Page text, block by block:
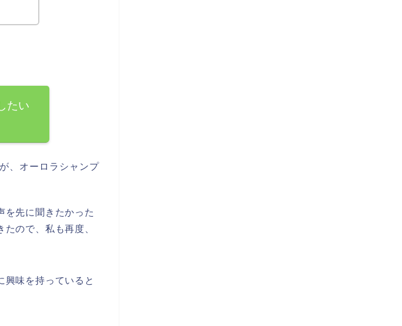
たい
、オーロラシャンプ
を先に聞きたかった
ので、私も再度、
興味を持っていると